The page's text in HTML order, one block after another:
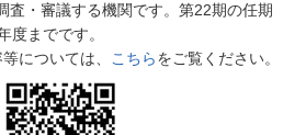
査・審議する機関です。第22期の任期
度までです。
については、 こちらをご覧ください。